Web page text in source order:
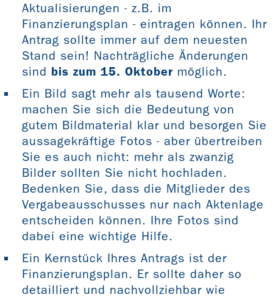
Aktualisierungen - z.B. im
Finanzierungsplan - eintragen können. Ihr
Antrag sollte immer auf dem neuesten
Stand sein! Nachträgliche Änderungen
sind bis zum 15. Oktober möglich.
Ein Bild sagt mehr als tausend Worte:
machen Sie sich die Bedeutung von
gutem Bildmaterial klar und besorgen Sie
aussagekräftige Fotos - aber übertreiben
Sie es auch nicht: mehr als zwanzig
Bilder sollten Sie nicht hochladen.
Bedenken Sie, dass die Mitglieder des
Vergabeausschusses nur nach Aktenlage
entscheiden können. Ihre Fotos sind
dabei eine wichtige Hilfe.
Ein Kernstück Ihres Antrags ist der
Finanzierungsplan. Er sollte daher so
detailliert und nachvollziehbar wie